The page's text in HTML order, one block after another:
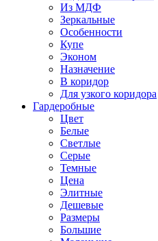
Из МДФ
Зеркальные
Особенности
Купе
Эконом
Назначение
В коридор
Для узкого коридора
Гардеробные
Цвет
Белые
Светлые
Серые
Темные
Цена
Элитные
Дешевые
Размеры
Большие